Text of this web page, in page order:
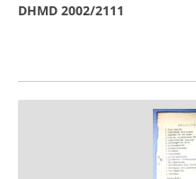
DHMD 2002/2111